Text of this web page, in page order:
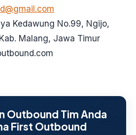
Kedawung No.99, Ngijo,
Malang, Jawa Timur
Outbound Tim Anda
First Outbound